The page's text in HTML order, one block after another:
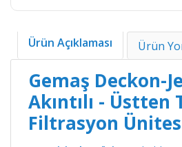
Ürün Açıklaması Ürün
Gemaş Deckon-
Akıntılı - Üstten
Filtrasyon